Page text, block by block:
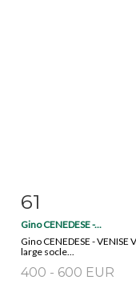
61
Gino CENEDESE -...
Gino CENEDESE - VENISE
large socle...
400 - 600 EUR